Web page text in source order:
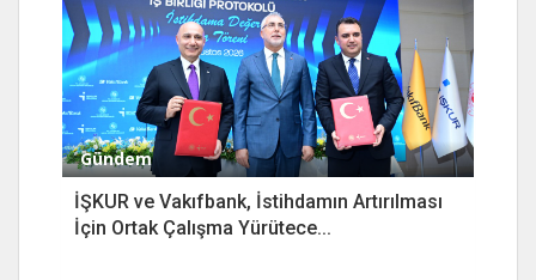
Gündem
İŞKUR ve Vakıfbank, İstihdamın Artırılması
İçin Ortak Çalışma Yürütece...